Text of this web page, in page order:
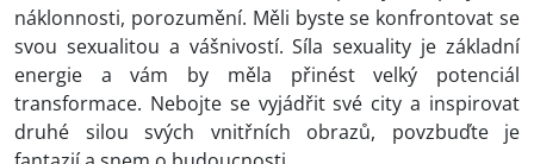
náklonnosti, porozumění. Měli byste se konfrontovat se
svou sexualitou a vášnivostí. Síla sexuality je základní
energie a vám by měla přinést velký potenciál
transformace. Nebojte se vyjádřit své city a inspirovat
druhé silou svých vnitřních obrazů, povzbuďte je